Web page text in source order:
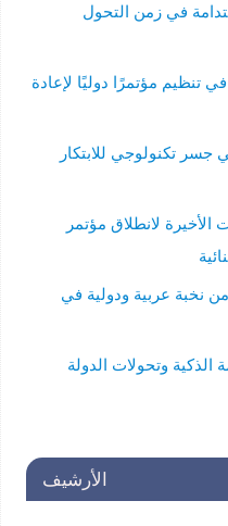
في زمن التحول
تنظيم مؤتمرًا دوليًا لإعادة
جسر تكنولوجي للابتكار
الأخيرة لانطلاق مؤتمر
غير مسبوق: 55 بحثًا من نخبة عربية ودولية في
وتحولات الدولة
الأرشيف